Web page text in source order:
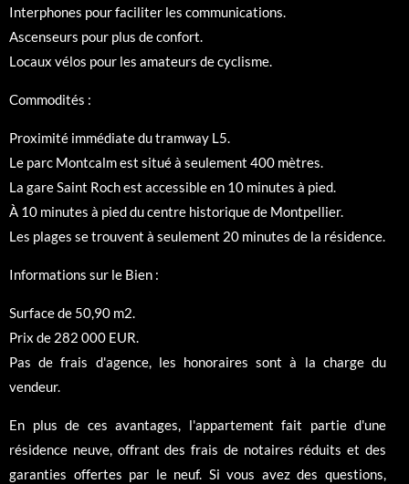
Interphones pour faciliter les communications.
Ascenseurs pour plus de confort.
Locaux vélos pour les amateurs de cyclisme.
Commodités :
Proximité immédiate du tramway L5.
Le parc Montcalm est situé à seulement 400 mètres.
La gare Saint Roch est accessible en 10 minutes à pied.
À 10 minutes à pied du centre historique de Montpellier.
Les plages se trouvent à seulement 20 minutes de la résidence.
Informations sur le Bien :
Surface de 50,90 m2.
Prix de 282 000 EUR.
Pas de frais d'agence, les honoraires sont à la charge du
vendeur.
En plus de ces avantages, l'appartement fait partie d'une
résidence neuve, offrant des frais de notaires réduits et des
garanties offertes par le neuf. Si vous avez des questions,